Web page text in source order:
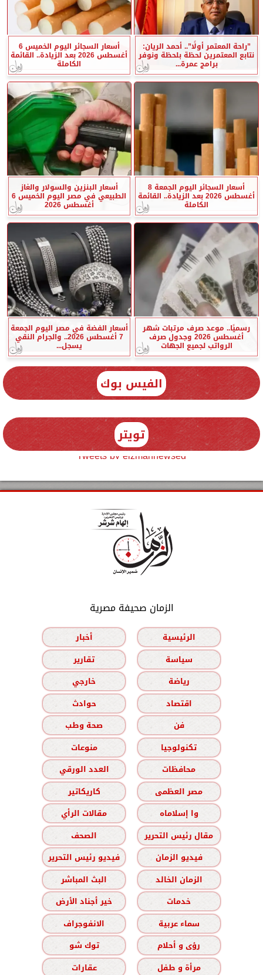
”راحة المعتمر أولًا”.. أحمد الريان:
نتابع المعتمرين لحظة بلحظة ونوفر
برامج عمرة...
أسعار السجائر اليوم الخميس 6
أغسطس 2026 بعد الزيادة.. القائمة
الكاملة
أسعار السجائر اليوم الجمعة 8
أغسطس 2026 بعد الزيادة.. القائمة
الكاملة
أسعار البنزين والسولار والغاز
الطبيعي في مصر اليوم الخميس 6
أغسطس 2026
رسميًا.. موعد صرف مرتبات شهر
أغسطس 2026 وجدول صرف
الرواتب لجميع الجهات
أسعار الفضة في مصر اليوم الجمعة
7 أغسطس 2026.. والجرام النقي
يسجل...
الفيس بوك
تويتر
Tweets by elzmannewseg
الزمان صحيفة مصرية
الرئيسية
أخبار
سياسة
تقارير
رياضة
خارجي
اقتصاد
حوادث
فن
صحة وطب
تكنولوجيا
منوعات
محافظات
العدد الورقي
مصر العظمى
كاريكاتير
وا إسلاماه
مقالات الرأي
مقال رئيس التحرير
الصحف
فيديو الزمان
فيديو رئيس التحرير
الزمان الخالد
البث المباشر
خدمات
خير أجناد الأرض
سماء عربية
الانفوجراف
رؤى و أحلام
توك شو
مرأة و طفل
عقارات